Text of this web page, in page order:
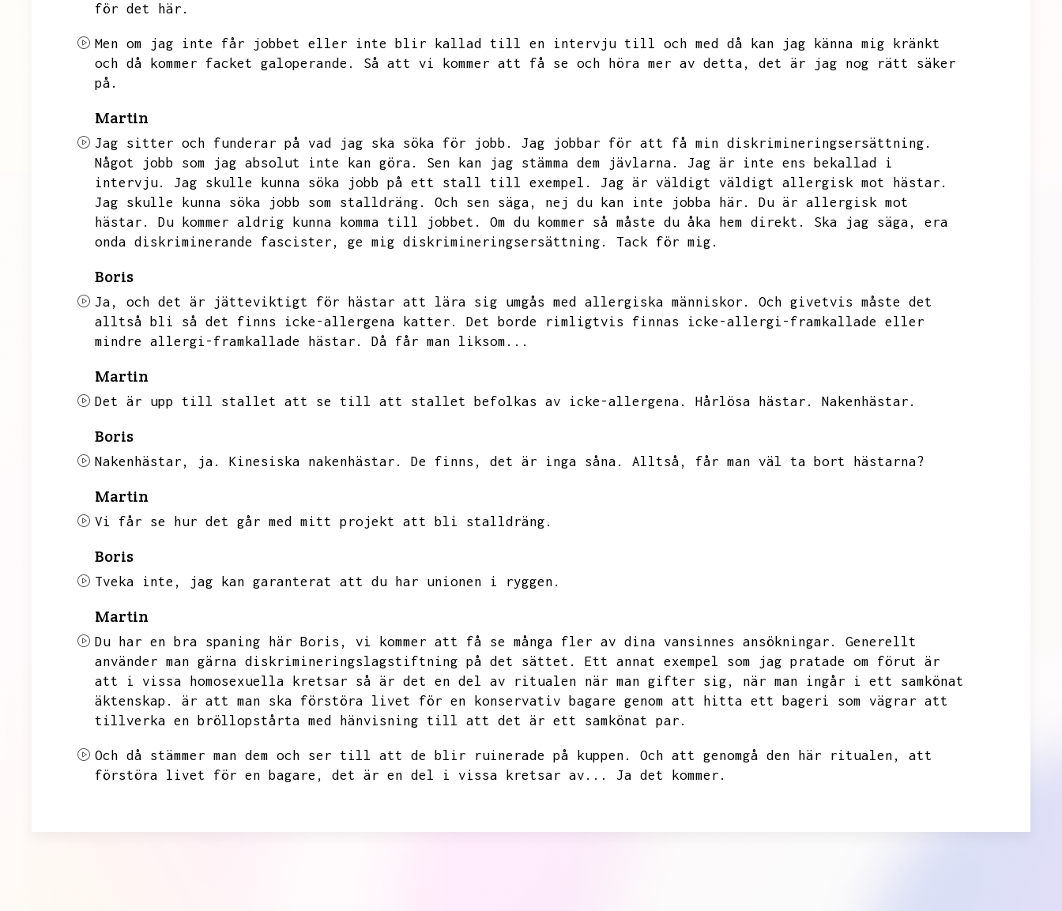
för det här.
Men om jag inte får jobbet eller inte blir kallad till en intervju till och med då kan jag känna mig kränkt
och då kommer facket galoperande.
Så att vi kommer att få se och höra mer av detta,
det är jag nog rätt säker
på.
Martin
Jag sitter och funderar på vad jag ska söka för jobb.
Jag jobbar för att få min diskrimineringsersättning.
Något jobb som jag absolut inte kan göra.
Sen kan jag stämma dem jävlarna.
Jag är inte ens bekallad i
intervju.
Jag skulle kunna söka jobb på ett stall till exempel.
Jag är väldigt väldigt allergisk mot hästar.
Jag skulle kunna söka jobb som stalldräng.
Och sen säga, nej du kan inte jobba här.
Du är allergisk mot
hästar.
Du kommer aldrig kunna komma till jobbet. Om du kommer så måste du åka hem direkt. Ska jag säga,
era
onda diskriminerande fascister,
ge mig diskrimineringsersättning. Tack för mig.
Boris
Ja, och det är jätteviktigt för hästar att lära sig umgås med allergiska människor.
Och givetvis måste det
alltså bli så det finns icke-allergena katter.
Det borde rimligtvis finnas icke-allergi-framkallade eller
mindre allergi-framkallade hästar.
Då får man liksom...
Martin
Det är upp till stallet att se till att stallet befolkas av icke-allergena. Hårlösa hästar. Nakenhästar.
Boris
Nakenhästar, ja. Kinesiska nakenhästar. De finns, det är inga såna. Alltså, får man väl ta bort hästarna?
Martin
Vi får se hur det går med mitt projekt att bli stalldräng.
Boris
Tveka inte, jag kan garanterat att du har unionen i ryggen.
Martin
Du har en bra spaning här Boris, vi kommer att få se många fler av dina vansinnes ansökningar.
Generellt
använder man gärna diskrimineringslagstiftning på det sättet.
Ett annat exempel som jag pratade om förut är
att i vissa homosexuella kretsar så är det en del av ritualen när man gifter sig,
när man ingår i ett samkönat
äktenskap.
är att man ska förstöra livet för en konservativ bagare genom att hitta ett bageri som vägrar att
tillverka en bröllopstårta med hänvisning till att det är ett samkönat par.
Och då stämmer man dem och ser till att de blir ruinerade på kuppen. Och att genomgå den här ritualen,
att
förstöra livet för en bagare,
det är en del i vissa kretsar av... Ja det kommer.